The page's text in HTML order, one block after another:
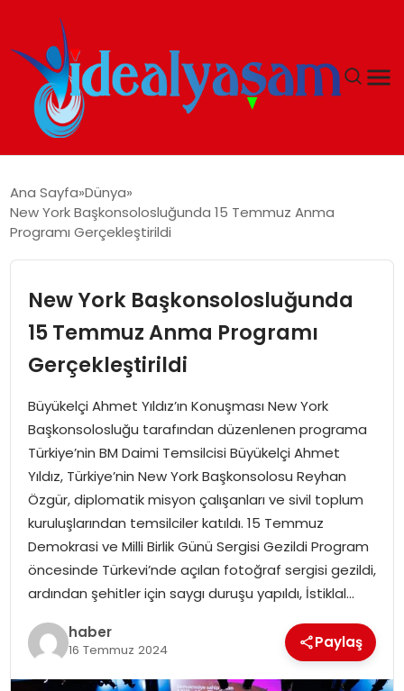
GÜNDEM
İDEAL SPOR
YAŞAM
MAGAZIN
SAĞLIK
SOSYAL HABER
Ana Sayfa Dünya
New York Başkonsolosluğunda 15 Temmuz Anma
Programı Gerçekleştirildi
New York Başkonsolosluğunda
15 Temmuz Anma Programı
Gerçekleştirildi
Büyükelçi Ahmet Yıldız’ın Konuşması New York
Başkonsolosluğu tarafından düzenlenen programa
Türkiye’nin BM Daimi Temsilcisi Büyükelçi Ahmet
Yıldız, Türkiye’nin New York Başkonsolosu Reyhan
Özgür, diplomatik misyon çalışanları ve sivil toplum
kuruluşlarından temsilciler katıldı. 15 Temmuz
Demokrasi ve Milli Birlik Günü Sergisi Gezildi Program
öncesinde Türkevi’nde açılan fotoğraf sergisi gezildi,
ardından şehitler için saygı duruşu yapıldı, İstiklal…
haber
16 Temmuz 2024 Paylaş